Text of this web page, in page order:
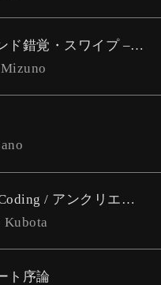
カーソル・ラバーハンド錯覚・スワイプ – 「画面帰属感」がつくる自己を画面に帰属させたミニマルセルフ
Uncreative Quantum Coding / アンクリエイティブ・量子コーディング
ト序論